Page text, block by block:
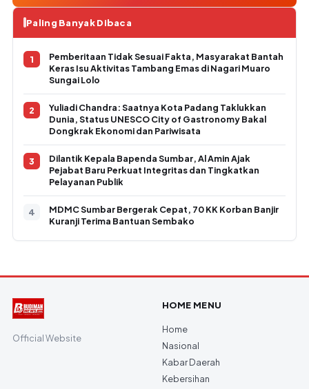
Paling Banyak Dibaca
Pemberitaan Tidak Sesuai Fakta, Masyarakat Bantah
Keras Isu Aktivitas Tambang Emas di Nagari Muaro
Sungai Lolo
Yuliadi Chandra: Saatnya Kota Padang Taklukkan
Dunia, Status UNESCO City of Gastronomy Bakal
Dongkrak Ekonomi dan Pariwisata
Dilantik Kepala Bapenda Sumbar, Al Amin Ajak
Pejabat Baru Perkuat Integritas dan Tingkatkan
Pelayanan Publik
MDMC Sumbar Bergerak Cepat, 70 KK Korban Banjir
Kuranji Terima Bantuan Sembako
Official Website
HOME MENU
Home
Nasional
Kabar Daerah
Kebersihan